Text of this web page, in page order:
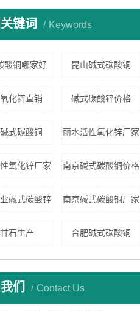
键词 Keywords
酸铜哪家好 昆山碱式碳酸铜
化锌直销 碱式碳酸锌价格
式碳酸铜 丽水活性氧化锌厂家
氧化锌厂家 南京碱式碳酸铜价格
碱式碳酸锌 南京碱式碳酸铜厂家
石生产 合肥碱式碳酸铜
们 Contact Us